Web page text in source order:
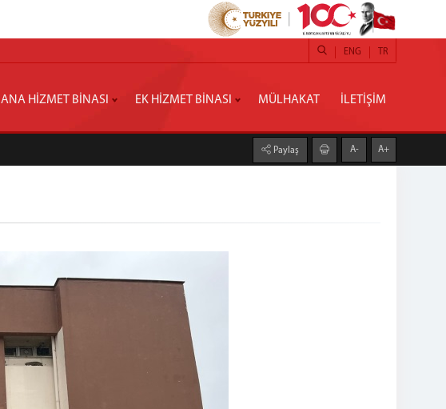
TR
ENG
ANA HİZMET BİNASI EK HİZMET BİNASI MÜLHAKAT İLETİŞİM
Paylaş A- A+